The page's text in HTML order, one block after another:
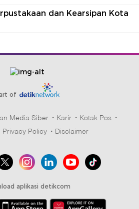
dan Kearsipan Kota
of
Media Siber Karir
Kotak Pos
Privacy Policy Disclaimer
aplikasi detikcom